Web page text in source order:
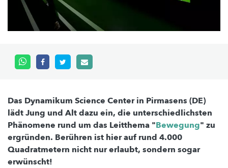
Das Dynamikum Science Center in Pirmasens (DE)
lädt Jung und Alt dazu ein, die unterschiedlichsten
Phänomene rund um das Leitthema "Bewegung" zu
ergründen. Berühren ist hier auf rund 4.000
Quadratmetern nicht nur erlaubt, sondern sogar
erwünscht!